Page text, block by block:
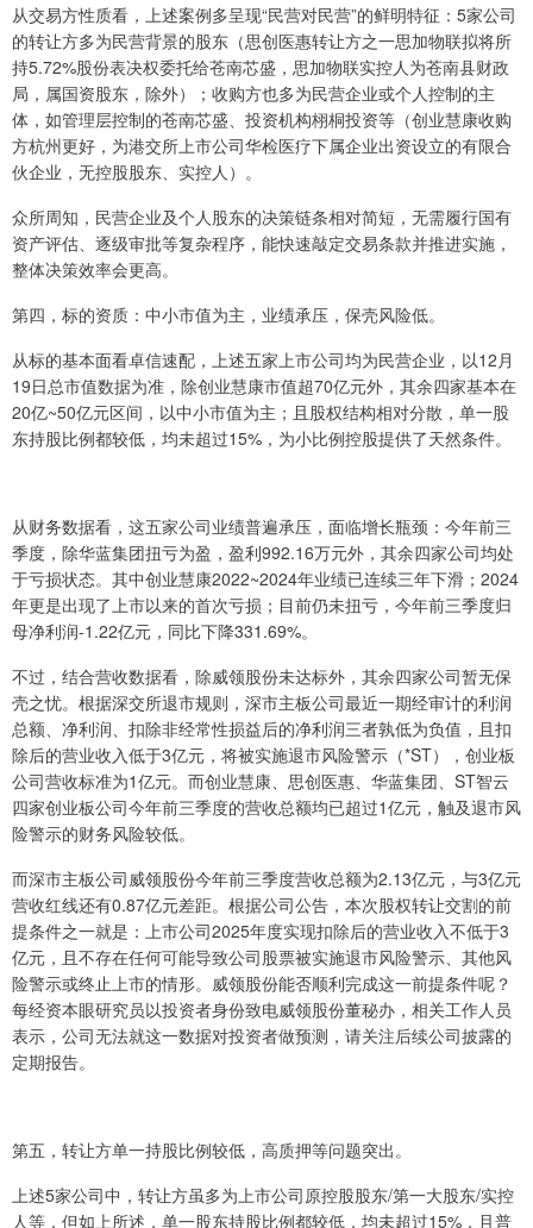
从交易方性质看，上述案例多呈现“民营对民营”的鲜明特征：5家公司
的转让方多为民营背景的股东（思创医惠转让方之一思加物联拟将所
持5.72%股份表决权委托给苍南芯盛，思加物联实控人为苍南县财政
局，属国资股东，除外）；收购方也多为民营企业或个人控制的主
体，如管理层控制的苍南芯盛、投资机构栩桐投资等（创业慧康收购
方杭州更好，为港交所上市公司华检医疗下属企业出资设立的有限合
伙企业，无控股股东、实控人）。
众所周知，民营企业及个人股东的决策链条相对简短，无需履行国有
资产评估、逐级审批等复杂程序，能快速敲定交易条款并推进实施，
整体决策效率会更高。
第四，标的资质：中小市值为主，业绩承压，保壳风险低。
从标的基本面看卓信速配，上述五家上市公司均为民营企业，以12月
19日总市值数据为准，除创业慧康市值超70亿元外，其余四家基本在
20亿~50亿元区间，以中小市值为主；且股权结构相对分散，单一股
东持股比例都较低，均未超过15%，为小比例控股提供了天然条件。
从财务数据看，这五家公司业绩普遍承压，面临增长瓶颈：今年前三
季度，除华蓝集团扭亏为盈，盈利992.16万元外，其余四家公司均处
于亏损状态。其中创业慧康2022~2024年业绩已连续三年下滑；2024
年更是出现了上市以来的首次亏损；目前仍未扭亏，今年前三季度归
母净利润-1.22亿元，同比下降331.69%。
不过，结合营收数据看，除威领股份未达标外，其余四家公司暂无保
壳之忧。根据深交所退市规则，深市主板公司最近一期经审计的利润
总额、净利润、扣除非经常性损益后的净利润三者孰低为负值，且扣
除后的营业收入低于3亿元，将被实施退市风险警示（*ST），创业板
公司营收标准为1亿元。而创业慧康、思创医惠、华蓝集团、ST智云
四家创业板公司今年前三季度的营收总额均已超过1亿元，触及退市风
险警示的财务风险较低。
而深市主板公司威领股份今年前三季度营收总额为2.13亿元，与3亿元
营收红线还有0.87亿元差距。根据公司公告，本次股权转让交割的前
提条件之一就是：上市公司2025年度实现扣除后的营业收入不低于3
亿元，且不存在任何可能导致公司股票被实施退市风险警示、其他风
险警示或终止上市的情形。威领股份能否顺利完成这一前提条件呢？
每经资本眼研究员以投资者身份致电威领股份董秘办，相关工作人员
表示，公司无法就这一数据对投资者做预测，请关注后续公司披露的
定期报告。
第五，转让方单一持股比例较低，高质押等问题突出。
上述5家公司中，转让方虽多为上市公司原控股股东/第一大股东/实控
人等，但如上所述，单一股东持股比例都较低，均未超过15%，且普